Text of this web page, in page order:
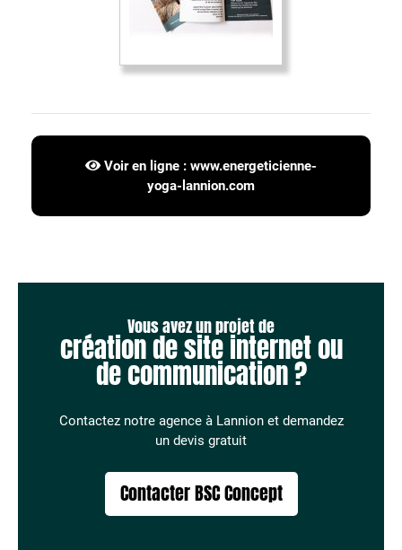
Voir en ligne : www.energeticienne-
yoga-lannion.com
Vous avez un projet de
création de site internet ou
de communication ?
Contactez notre agence à Lannion et demandez
un devis gratuit
Contacter BSC Concept